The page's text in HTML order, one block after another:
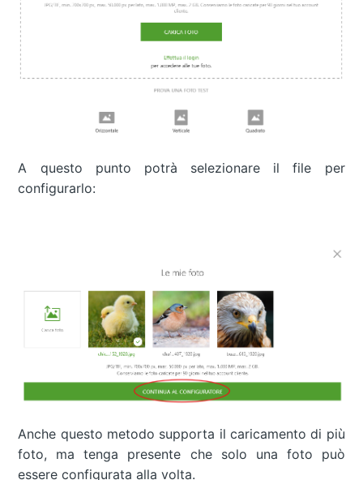
A questo punto potrà selezionare il file per
configurarlo:
Anche questo metodo supporta il caricamento di più
foto, ma tenga presente che solo una foto può
essere configurata alla volta.